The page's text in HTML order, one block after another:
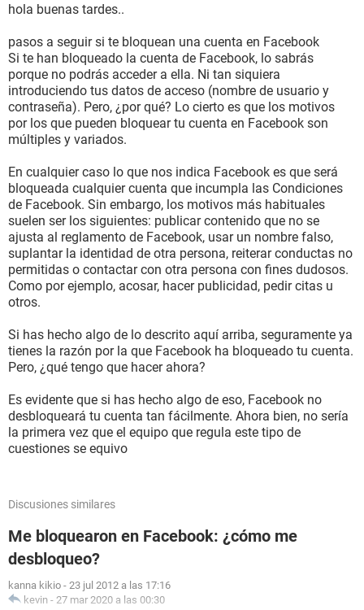
hola buenas tardes..
pasos a seguir si te bloquean una cuenta en Facebook
Si te han bloqueado la cuenta de Facebook, lo sabrás
porque no podrás acceder a ella. Ni tan siquiera
introduciendo tus datos de acceso (nombre de usuario y
contraseña). Pero, ¿por qué? Lo cierto es que los motivos
por los que pueden bloquear tu cuenta en Facebook son
múltiples y variados.
En cualquier caso lo que nos indica Facebook es que será
bloqueada cualquier cuenta que incumpla las Condiciones
de Facebook. Sin embargo, los motivos más habituales
suelen ser los siguientes: publicar contenido que no se
ajusta al reglamento de Facebook, usar un nombre falso,
suplantar la identidad de otra persona, reiterar conductas no
permitidas o contactar con otra persona con fines dudosos.
Como por ejemplo, acosar, hacer publicidad, pedir citas u
otros.
Si has hecho algo de lo descrito aquí arriba, seguramente ya
tienes la razón por la que Facebook ha bloqueado tu cuenta.
Pero, ¿qué tengo que hacer ahora?
Es evidente que si has hecho algo de eso, Facebook no
desbloqueará tu cuenta tan fácilmente. Ahora bien, no sería
la primera vez que el equipo que regula este tipo de
cuestiones se equivo
Discusiones similares
Me bloquearon en Facebook: ¿cómo me
desbloqueo?
kanna kikio - 23 jul 2012 a las 17:16
kevin - 27 mar 2020 a las 00:30